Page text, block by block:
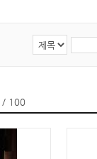
/ 100